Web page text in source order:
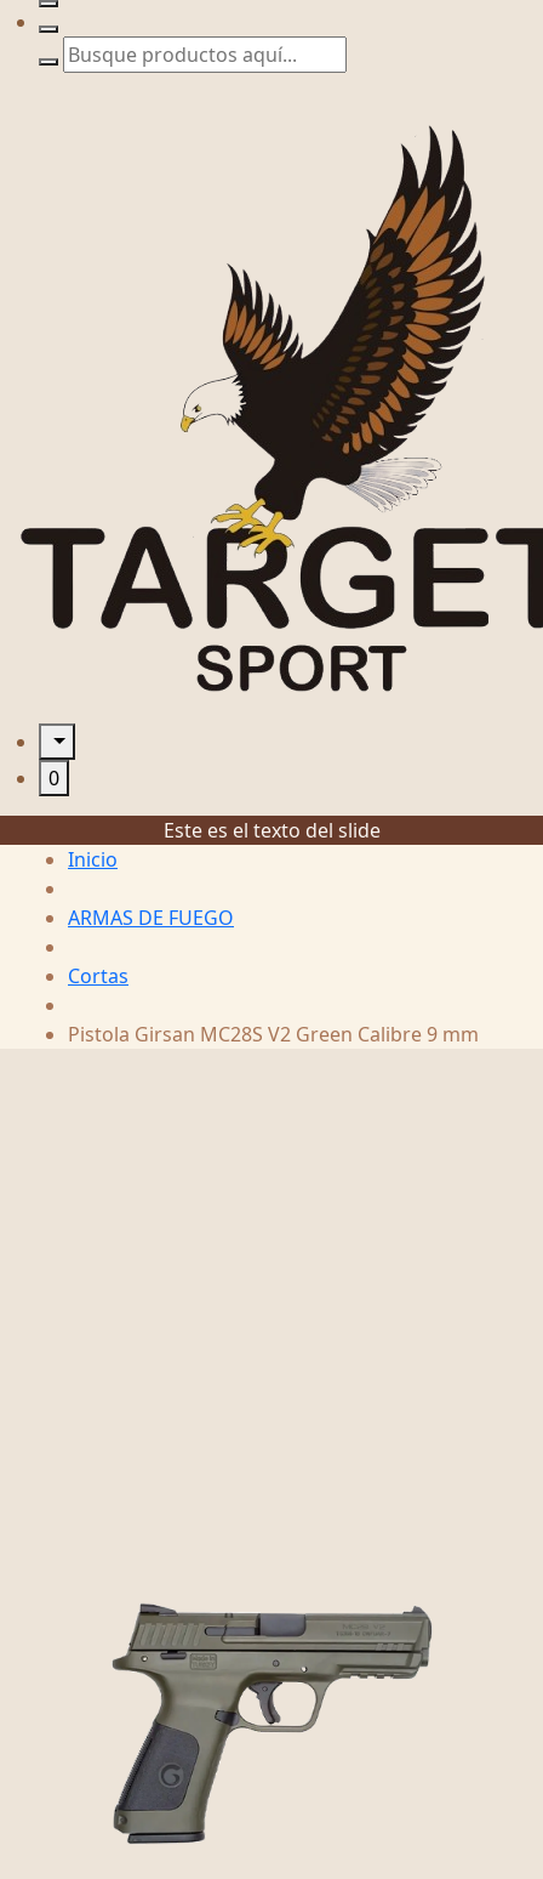
0
Este es el texto del slide
Inicio
ARMAS DE FUEGO
Cortas
Pistola Girsan MC28S V2 Green Calibre 9 mm